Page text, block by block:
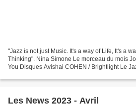
"Jazz is not just Music. It's a way of Life, It's a
Thinking". Nina Simone Le morceau du mois
You Disques Avishai COHEN / Brightlight Le
Les News 2023 - Avril